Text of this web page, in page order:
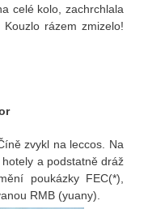
celé kolo, zachrchlala
rázem zmizelo!
zvykl na leccos. Na
a podstatně dráž
poukázky FEC(*),
RMB (yuany).